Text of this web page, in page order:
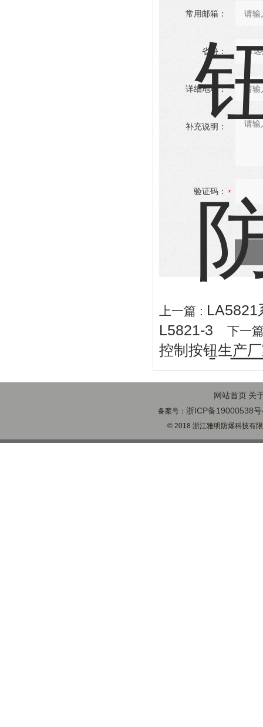
常用邮箱：
省份：
详细地址：
补充说明：
验证码：
上一篇 : LA5821
L5821-3 下一
控制按钮生产
网站首页 关
备案号：浙ICP备19000538
© 2018 浙江雅明防爆科技有